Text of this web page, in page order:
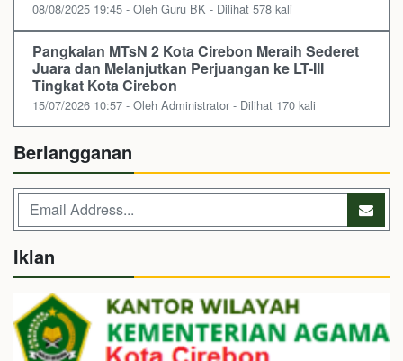
08/08/2025 19:45 - Oleh Guru BK - Dilihat 578 kali
Pangkalan MTsN 2 Kota Cirebon Meraih Sederet
Juara dan Melanjutkan Perjuangan ke LT-III
Tingkat Kota Cirebon
15/07/2026 10:57 - Oleh Administrator - Dilihat 170 kali
Berlangganan
Iklan